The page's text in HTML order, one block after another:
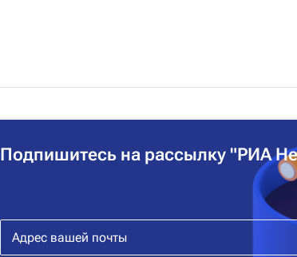
Подпишитесь на рассылку "РИА